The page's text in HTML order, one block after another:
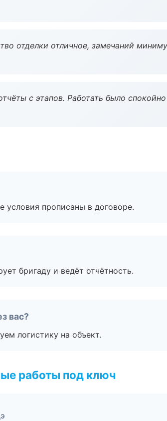
отделки отличное, замечаний
с этапов. Работать было
прописаны в договоре.
бригаду и ведёт отчётность.
вас?
логистику на объект.
работы под ключ